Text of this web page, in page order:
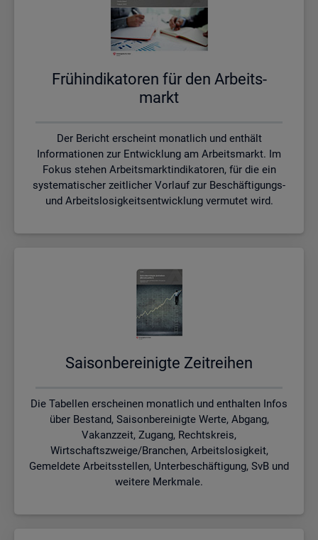
Früh­in­di­ka­to­ren für den Ar­beits­
markt
Der Bericht erscheint monatlich und enthält
Informationen zur Entwicklung am Arbeitsmarkt. Im
Fokus stehen Arbeitsmarktindikatoren, für die ein
systematischer zeitlicher Vorlauf zur Beschäftigungs-
und Arbeitslosigkeitsentwicklung vermutet wird.
Sai­son­be­rei­nig­te Zeit­rei­hen
Die Tabellen erscheinen monatlich und enthalten Infos
über Bestand, Saisonbereinigte Werte, Abgang,
Vakanzzeit, Zugang, Rechtskreis,
Wirtschaftszweige/Branchen, Arbeitslosigkeit,
Gemeldete Arbeitsstellen, Unterbeschäftigung, SvB und
weitere Merkmale.